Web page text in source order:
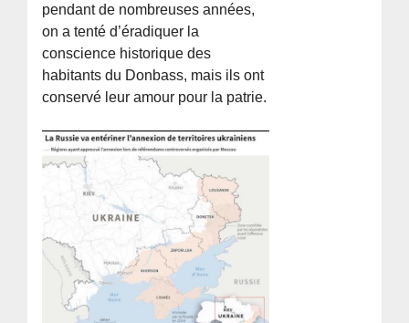
pendant de nombreuses années,
on a tenté d’éradiquer la
conscience historique des
habitants du Donbass, mais ils ont
conservé leur amour pour la patrie.